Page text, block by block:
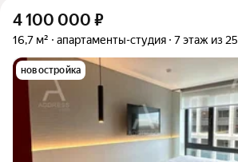
4 100 000 ₽
16,7 м² апартаменты-студия 7 этаж из 25
новостройка